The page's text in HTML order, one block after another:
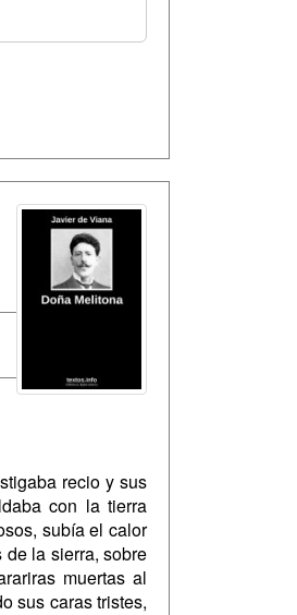
recio y sus
con la tierra
subía el calor
la sierra, sobre
muertas al
sus caras tristes,